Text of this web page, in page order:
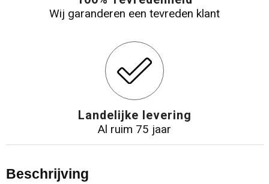
Wij garanderen een tevreden klant
Landelijke levering
Al ruim 75 jaar
Beschrijving